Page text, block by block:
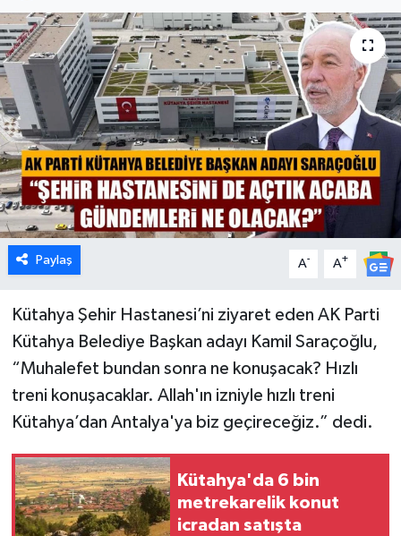
Paylaş A- A+
Kütahya Şehir Hastanesi’ni ziyaret eden AK Parti
Kütahya Belediye Başkan adayı Kamil Saraçoğlu,
“Muhalefet bundan sonra ne konuşacak? Hızlı
treni konuşacaklar. Allah'ın izniyle hızlı treni
Kütahya’dan Antalya'ya biz geçireceğiz.” dedi.
Kütahya'da 6 bin
metrekarelik konut
icradan satışta
Ekonomi
Emet
Foto Galeri
Gediz
Genel
Gündem
İlçeler
Köşe Yazıları
Kültür Sanat
Kütahya
Magazin